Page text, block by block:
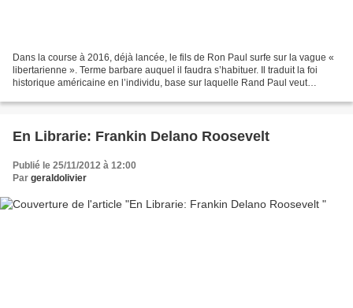
Dans la course à 2016, déjà lancée, le fils de Ron Paul surfe sur la vague «
libertarienne ». Terme barbare auquel il faudra s’habituer. Il traduit la foi
historique américaine en l’individu, base sur laquelle Rand Paul veut
En Librarie: Frankin Delano Roosevelt
Publié le 25/11/2012 à 12:00
Par geraldolivier